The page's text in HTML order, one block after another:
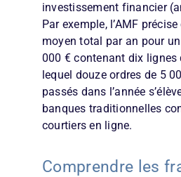
investissement financier
Par exemple, l’AMF
moyen total par an pour
000 € contenant dix lignes
lequel douze ordres de 5
passés dans l’année
banques traditionnelles
courtiers en ligne.
Comprendre les